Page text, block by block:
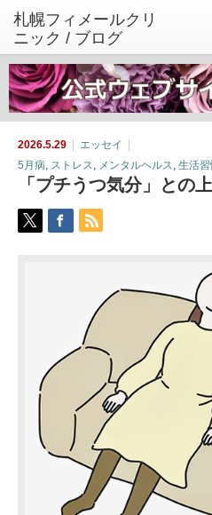
2026.5.29
エッセイ
5月病, ストレス, メンタルヘルス, 生活
「プチうつ気分」との